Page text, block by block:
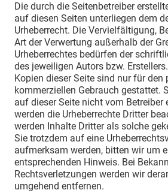
Die durch die Seitenbetreiber
auf diesen Seiten unterliegen dem
Urheberrecht. Die Vervielfältigung,
Art der Verwertung außerhalb der
Urheberrechtes bedürfen der
des jeweiligen Autors bzw.
Kopien dieser Seite sind nur für den
kommerziellen Gebrauch gestattet.
auf dieser Seite nicht vom Betreiber
werden die Urheberrechte Dritter
werden Inhalte Dritter als solche
Sie trotzdem auf eine
aufmerksam werden, bitten wir um
entsprechenden Hinweis. Bei
Rechtsverletzungen werden wir
umgehend entfernen.